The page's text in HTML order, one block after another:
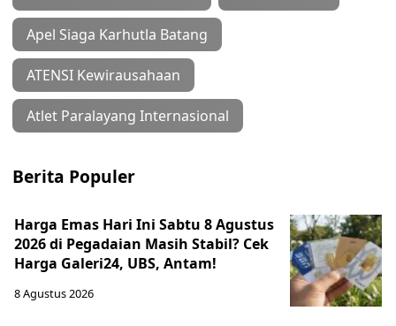
Apel Siaga Karhutla Batang
ATENSI Kewirausahaan
Atlet Paralayang Internasional
Berita Populer
Harga Emas Hari Ini Sabtu 8 Agustus
2026 di Pegadaian Masih Stabil? Cek
Harga Galeri24, UBS, Antam!
8 Agustus 2026